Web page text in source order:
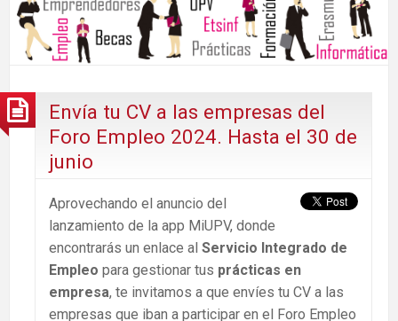
Envía tu CV a las empresas del
Foro Empleo 2024. Hasta el 30 de
junio
Aprovechando el anuncio del
lanzamiento de la app MiUPV, donde
encontrarás un enlace al Servicio Integrado de
Empleo para gestionar tus prácticas en
empresa, te invitamos a que envíes tu CV a las
empresas que iban a participar en el Foro Empleo